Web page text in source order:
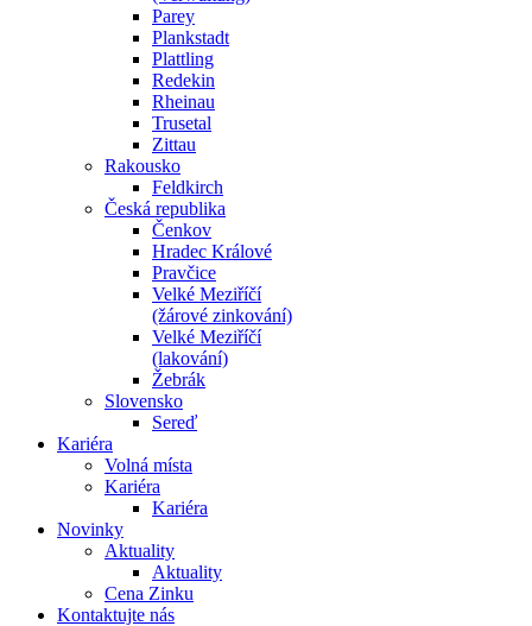
Parey
Plankstadt
Plattling
Redekin
Rheinau
Trusetal
Zittau
Rakousko
Feldkirch
Česká republika
Čenkov
Hradec Králové
Pravčice
Velké Meziříčí
(žárové zinkování)
Velké Meziříčí
(lakování)
Žebrák
Slovensko
Sereď
Kariéra
Volná místa
Kariéra
Kariéra
Novinky
Aktuality
Aktuality
Cena Zinku
Kontaktujte nás